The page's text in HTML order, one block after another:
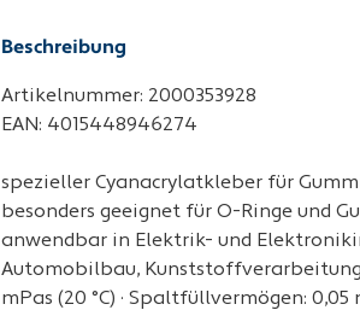
Beschreibung
Artikelnummer: 2000353928
EAN: 4015448946274
spezieller Cyanacrylatkleber für
besonders geeignet für O-Ringe und
anwendbar in Elektrik- und
Automobilbau,
mPas (20 °C) · Spaltfüllvermögen: